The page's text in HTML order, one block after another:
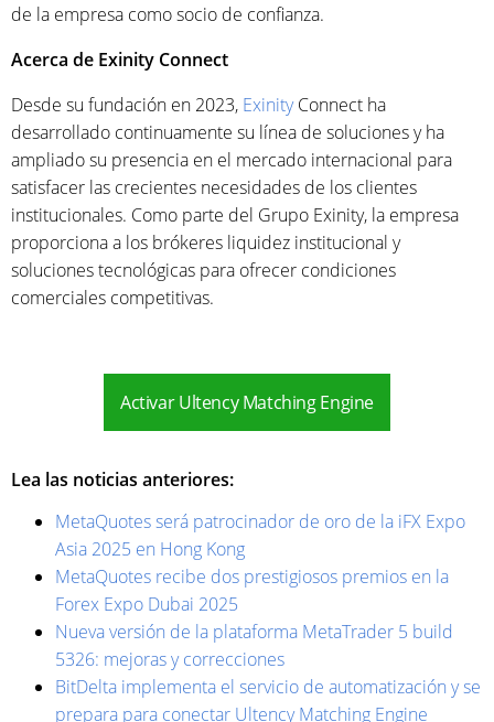
de la empresa como socio de confianza.
Acerca de Exinity Connect
Desde su fundación en 2023, ExinityConnect ha
desarrollado continuamente su línea de soluciones y ha
ampliado su presencia en el mercado internacional para
satisfacer las crecientes necesidades de los clientes
institucionales. Como parte del Grupo Exinity, la empresa
proporciona a los brókeres liquidez institucional y
soluciones tecnológicas para ofrecer condiciones
comerciales competitivas.
Activar Ultency Matching Engine
Lea las noticias anteriores:
MetaQuotes será patrocinador de oro de la iFX Expo
Asia 2025 en Hong Kong
MetaQuotes recibe dos prestigiosos premios en la
Forex Expo Dubai 2025
Nueva versión de la plataforma MetaTrader 5 build
5326: mejoras y correcciones
BitDelta implementa el servicio de automatización y se
prepara para conectar Ultency Matching Engine